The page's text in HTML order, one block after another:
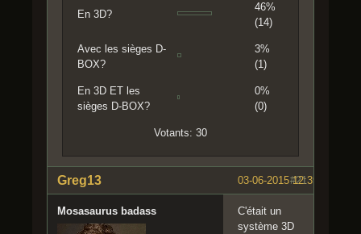
En 3D?
46%
(14)
Avec les sièges D-
BOX?
3%
(1)
En 3D ET les
sièges D-BOX?
0%
(0)
Votants: 30
#21
03-06-2015 12:39:05
Greg13
Mosasaurus badass
C'était un
système 3D